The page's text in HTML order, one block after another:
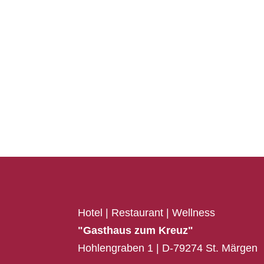
Hotel | Restaurant |
"Gasthaus zum Kreuz"
Hohlengraben 1 | D-79274 St. Märgen